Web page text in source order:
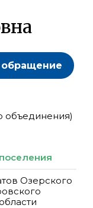
объединения)
Озерского